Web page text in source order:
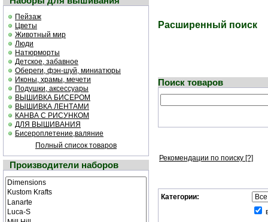
Пейзаж
Цветы
Животный мир
Люди
Натюрморты
Детское, забавное
Обереги, фэн-шуй, миниатюры
Иконы, храмы, мечети
Подушки, аксессуары
ВЫШИВКА БИСЕРОМ
ВЫШИВКА ЛЕНТАМИ
КАНВА С РИСУНКОМ
ДЛЯ ВЫШИВАНИЯ
Бисероплетение,валяние
Полный список товаров
Производители наборов
Расширенный поиск
Поиск товаров
Рекомендации по поиску [?]
Категории: